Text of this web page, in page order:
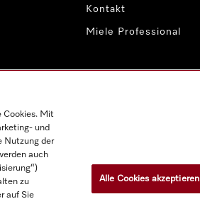
Kontakt
Miele Professional
stets ohne Dekorationsmaterial.
Cookies. Mit
und
Nutzung der
auch
zu
auf Sie
Alle Cookies akzeptieren